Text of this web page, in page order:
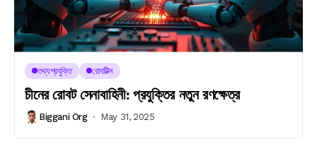
তথ্যপ্রযুক্তি রোবটিক্স
চীনের রোবট সেনাবাহিনী: প্রযুক্তির নতুন রণক্ষেত্র
Biggani Org May 31, 2025